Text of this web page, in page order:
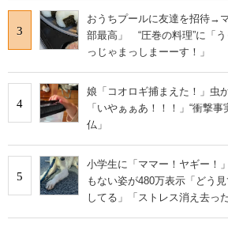
3
おうちプールに友達を招待→
部最高」 “圧巻の料理”に「
っじゃまっしまーーす！」
4
娘「コオロギ捕まえた！」虫
「いやぁぁあ！！！」“衝撃
仏」
5
小学生に「ママー！ヤギー！
もない姿が480万表示「どう
してる」「ストレス消え去った